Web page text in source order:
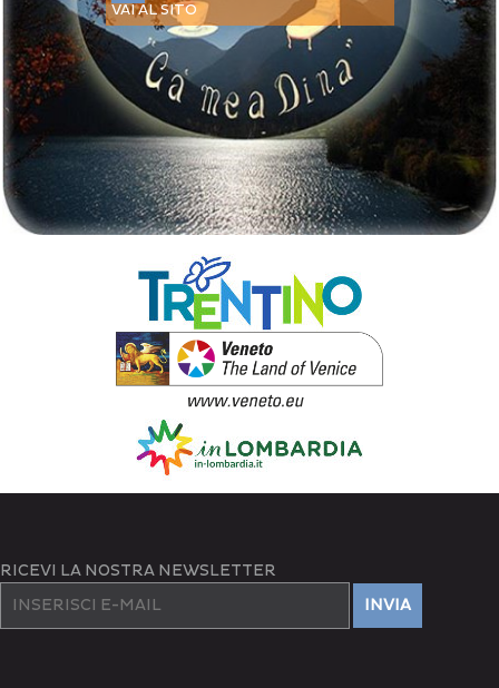
VAI AL SITO
RICEVI LA NOSTRA NEWSLETTER
INVIA